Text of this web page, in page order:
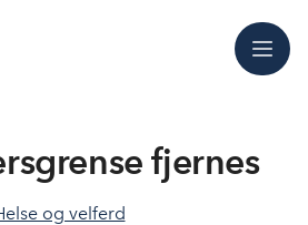
Meny
fjernes
og velferd